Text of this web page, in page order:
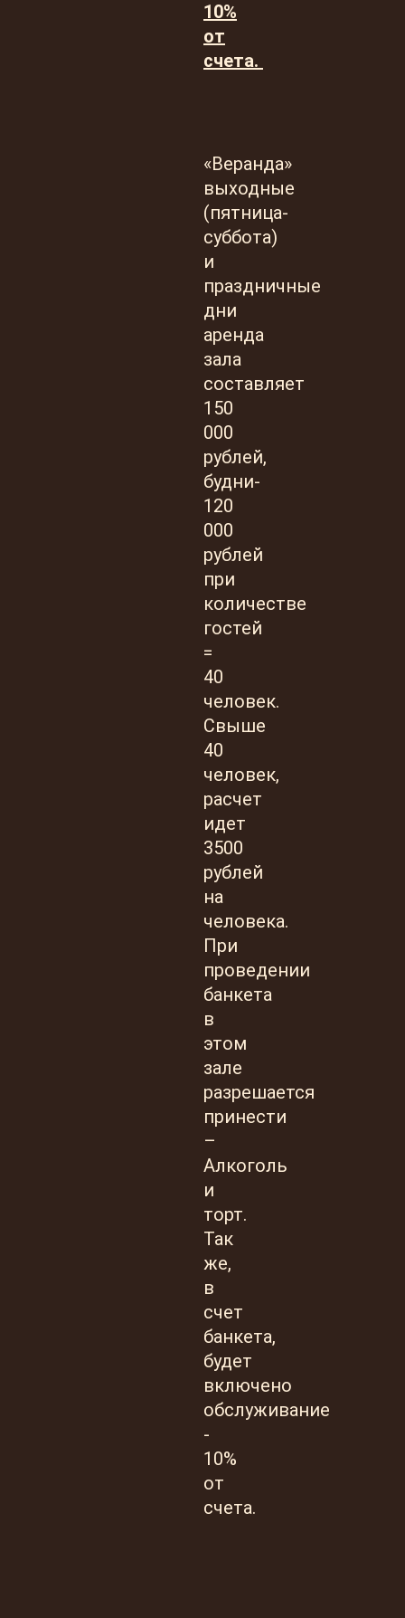
10%
от
счета.
«Веранда»
выходные
(пятница-
суббота)
и
праздничные
дни
аренда
зала
составляет
150
000
рублей,
будни-
120
000
рублей
при
количестве
гостей
=
40
человек.
Свыше
40
человек,
расчет
идет
3500
рублей
на
человека.
При
проведении
банкета
в
этом
зале
разрешается
принести
–
Алкоголь
и
торт.
Так
же,
в
счет
банкета,
будет
включено
обслуживание
-
10%
от
счета.